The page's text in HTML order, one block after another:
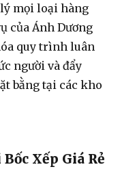
mọi loại hàng
của Ánh Dương
quy trình luân
người và đẩy
bằng tại các kho
Xếp Giá Rẻ